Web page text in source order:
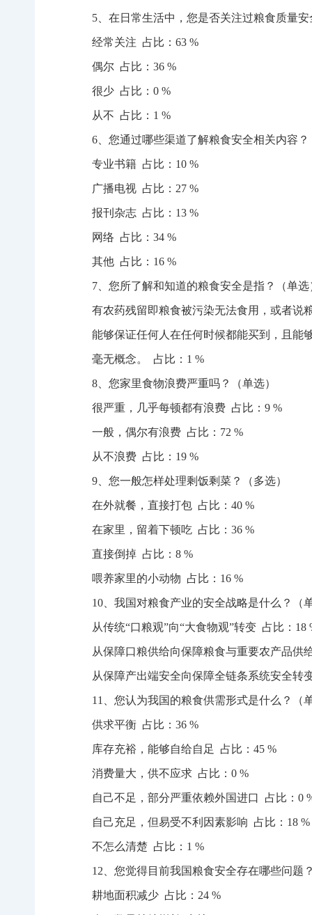
5、在日常生活中，您是否关注过粮食质量
经常关注 占比：63 %
偶尔 占比：36 %
很少 占比：0 %
从不 占比：1 %
6、您通过哪些渠道了解粮食安全相关内容
专业书籍 占比：10 %
广播电视 占比：27 %
报刊杂志 占比：13 %
网络 占比：34 %
其他 占比：16 %
7、您所了解和知道的粮食安全是指？（单选
有农药残留即粮食被污染无法食用，或者说
能够保证任何人在任何时候都能买到，且能
毫无概念。 占比：1 %
8、您家里食物浪费严重吗？（单选）
很严重，几乎每顿都有浪费 占比：9 %
一般，偶尔有浪费 占比：72 %
从不浪费 占比：19 %
9、您一般怎样处理剩饭剩菜？（多选）
在外就餐，直接打包 占比：40 %
在家里，留着下顿吃 占比：36 %
直接倒掉 占比：8 %
喂养家里的小动物 占比：16 %
10、我国对粮食产业的安全战略是什么？（
从传统“口粮观”向“大食物观”转变 占比：18
从保障口粮供给向保障粮食与重要农产品供
从保障产出端安全向保障全链条系统安全转
11、您认为我国的粮食供需形式是什么？（
供求平衡 占比：36 %
库存充裕，能够自给自足 占比：45 %
消费量大，供不应求 占比：0 %
自己不足，部分严重依赖外国进口 占比：0
自己充足，但易受不利因素影响 占比：18 %
不怎么清楚 占比：1 %
12、您觉得目前我国粮食安全存在哪些问题
耕地面积减少 占比：24 %